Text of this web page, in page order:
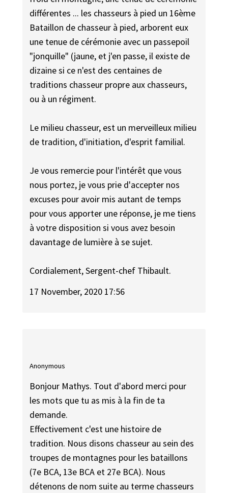
différentes ... les chasseurs à pied un 16ème
Bataillon de chasseur à pied, arborent eux
une tenue de cérémonie avec un passepoil
"jonquille" (jaune, et j'en passe, il existe de
dizaine si ce n'est des centaines de
traditions chasseur propre aux chasseurs,
ou à un régiment.
Le milieu chasseur, est un merveilleux milieu
de tradition, d'initiation, d'esprit familial.
Je vous remercie pour l'intérêt que vous
nous portez, je vous prie d'accepter nos
excuses pour avoir mis autant de temps
pour vous apporter une réponse, je me tiens
à votre disposition si vous avez besoin
davantage de lumière à se sujet.
Cordialement, Sergent-chef Thibault.
17 November, 2020 17:56
Anonymous
Bonjour Mathys. Tout d'abord merci pour
les mots que tu as mis à la fin de ta
demande.
Effectivement c'est une histoire de
tradition. Nous disons chasseur au sein des
troupes de montagnes pour les bataillons
(7e BCA, 13e BCA et 27e BCA). Nous
détenons de nom suite au terme chasseurs